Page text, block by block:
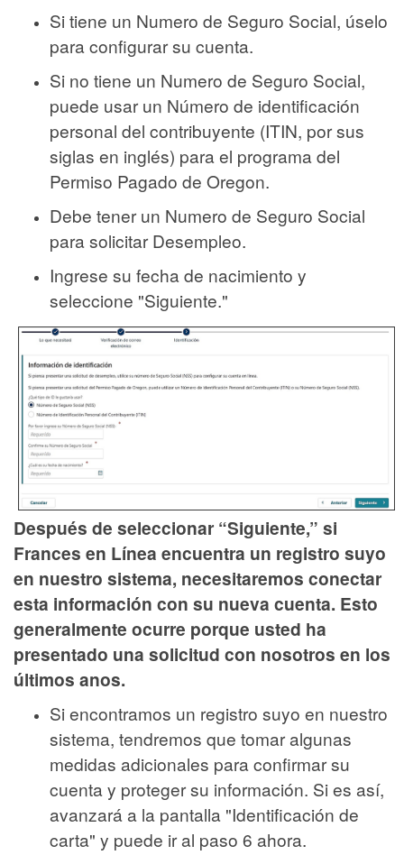
Si tiene un Numero de Seguro Social, úselo
para configurar su cuenta.
Si no tiene un Numero de Seguro Social,
puede usar un Número de identificación
personal del contribuyente (ITIN, por sus
siglas en inglés) para el programa del
Permiso Pagado de Oregon.
Debe tener un Numero de Seguro Social
para solicitar Desempleo.
Ingrese su fecha de nacimiento y
seleccione "Siguiente."
Después de seleccionar “Siguiente,” si
Frances en Línea encuentra un registro suyo
en nuestro sistema, necesitaremos conectar
esta información con su nueva cuenta. Esto
generalmente ocurre porque usted ha
presentado una solicitud con nosotros en los
últimos anos.
Si encontramos un registro suyo en nuestro
sistema, tendremos que tomar algunas
medidas adicionales para confirmar su
cuenta y proteger su información. Si es así,
avanzará a la pantalla "Identificación de
carta" y puede ir al paso 6 ahora.